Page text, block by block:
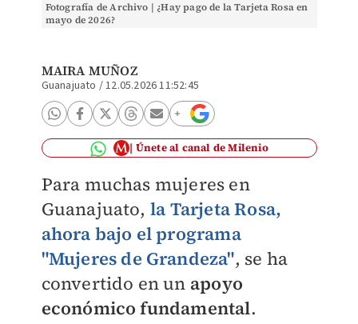
Fotografía de Archivo | ¿Hay pago de la Tarjeta Rosa en
mayo de 2026?
MAIRA MUÑOZ
Guanajuato /12.05.2026 11:52:45
Únete al canal de Milenio
Para muchas mujeres en
Guanajuato, la Tarjeta Rosa,
ahora bajo el programa
"Mujeres de Grandeza", se ha
convertido en un apoyo
económico fundamental.